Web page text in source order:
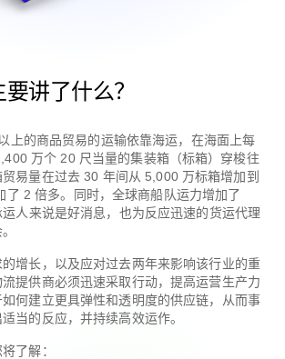
讲了什么？
上的商品贸易的运输依靠海运，在海面上每
万个 20 尺当量的集装箱（标箱）穿梭往
易量在过去 30 年间从 5,000 万标箱增加到
了 2 倍多。同时，全球商船队运力增加了
人来说是好消息，也为反应迅速的货运代理
增长，以及应对过去两年来影响该行业的重
提供商必须迅速采取行动，提高运营生产力
何建立更具弹性和透明度的供应链，从而事
当的反应，并持续高效运作。
了解：